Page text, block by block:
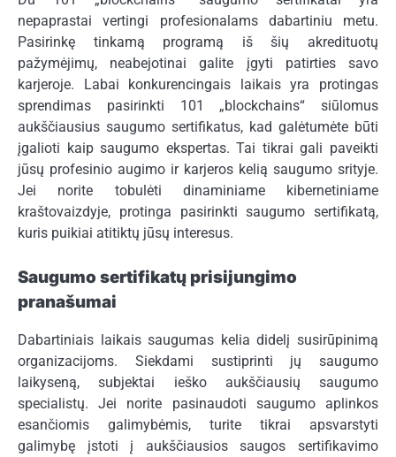
nepaprastai vertingi profesionalams dabartiniu metu.
Pasirinkę tinkamą programą iš šių akredituotų
pažymėjimų, neabejotinai galite įgyti patirties savo
karjeroje. Labai konkurencingais laikais yra protingas
sprendimas pasirinkti 101 „blockchains“ siūlomus
aukščiausius saugumo sertifikatus, kad galėtumėte būti
įgalioti kaip saugumo ekspertas. Tai tikrai gali paveikti
jūsų profesinio augimo ir karjeros kelią saugumo srityje.
Jei norite tobulėti dinaminiame kibernetiniame
kraštovaizdyje, protinga pasirinkti saugumo sertifikatą,
kuris puikiai atitiktų jūsų interesus.
Saugumo sertifikatų prisijungimo
pranašumai
Dabartiniais laikais saugumas kelia didelį susirūpinimą
organizacijoms. Siekdami sustiprinti jų saugumo
laikyseną, subjektai ieško aukščiausių saugumo
specialistų. Jei norite pasinaudoti saugumo aplinkos
esančiomis galimybėmis, turite tikrai apsvarstyti
galimybę įstoti į aukščiausios saugos sertifikavimo